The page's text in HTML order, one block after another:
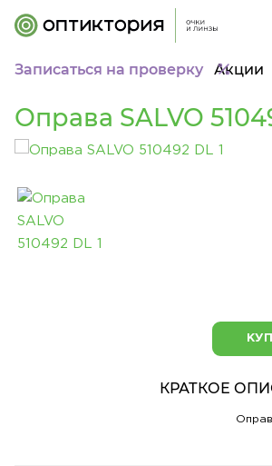
Записаться на проверку Акции
Оправа SALVO
КРАТКОЕ